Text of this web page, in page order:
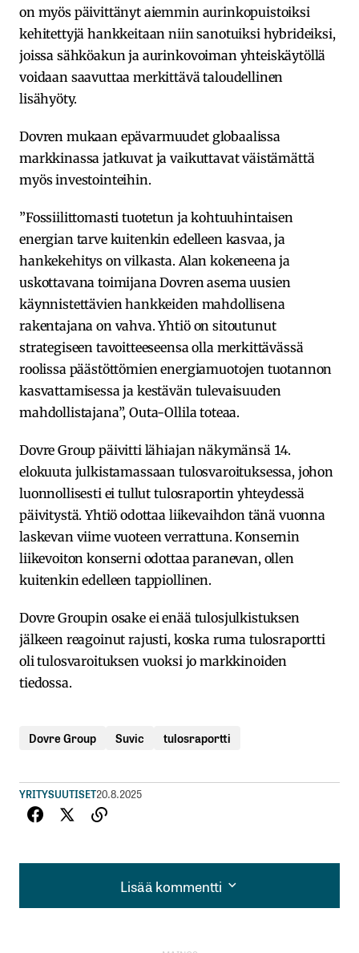
on myös päivittänyt aiemmin aurinkopuistoiksi
kehitettyjä hankkeitaan niin sanotuiksi hybrideiksi,
joissa sähköakun ja aurinkovoiman yhteiskäytöllä
voidaan saavuttaa merkittävä taloudellinen
lisähyöty.
Dovren mukaan epävarmuudet globaalissa
markkinassa jatkuvat ja vaikuttavat väistämättä
myös investointeihin.
”Fossiilittomasti tuotetun ja kohtuuhintaisen
energian tarve kuitenkin edelleen kasvaa, ja
hankekehitys on vilkasta. Alan kokeneena ja
uskottavana toimijana Dovren asema uusien
käynnistettävien hankkeiden mahdollisena
rakentajana on vahva. Yhtiö on sitoutunut
strategiseen tavoitteeseensa olla merkittävässä
roolissa päästöttömien energiamuotojen tuotannon
kasvattamisessa ja kestävän tulevaisuuden
mahdollistajana”, Outa-Ollila toteaa.
Dovre Group päivitti lähiajan näkymänsä 14.
elokuuta julkistamassaan tulosvaroituksessa, johon
luonnollisesti ei tullut tulosraportin yhteydessä
päivitystä. Yhtiö odottaa liikevaihdon tänä vuonna
laskevan viime vuoteen verrattuna. Konsernin
liikevoiton konserni odottaa paranevan, ollen
kuitenkin edelleen tappiollinen.
Dovre Groupin osake ei enää tulosjulkistuksen
jälkeen reagoinut rajusti, koska ruma tulosraportti
oli tulosvaroituksen vuoksi jo markkinoiden
tiedossa.
Dovre Group Suvic tulosraportti
YRITYSUUTISET20.8.2025
Lisää kommentti
Lisää kommentti